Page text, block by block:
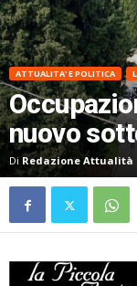
ATTUALITA' E POLITICA
nuovo
Di Redazione Attualità